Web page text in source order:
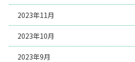
2023年11月
2023年10月
2023年9月